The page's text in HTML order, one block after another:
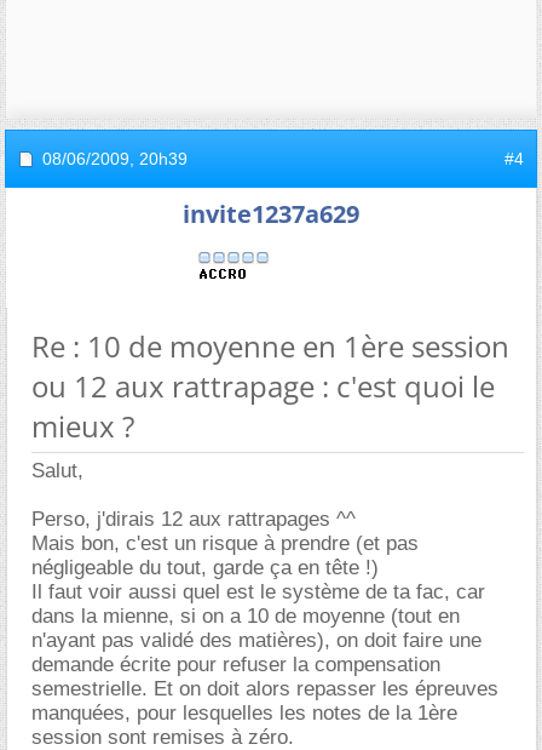
08/06/2009, 20h39 #4
invite1237a629
Re : 10 de moyenne en 1ère session
ou 12 aux rattrapage : c'est quoi le
mieux ?
Salut,
Perso, j'dirais 12 aux rattrapages ^^
Mais bon, c'est un risque à prendre (et pas
négligeable du tout, garde ça en tête !)
Il faut voir aussi quel est le système de ta fac, car
dans la mienne, si on a 10 de moyenne (tout en
n'ayant pas validé des matières), on doit faire une
demande écrite pour refuser la compensation
semestrielle. Et on doit alors repasser les épreuves
manquées, pour lesquelles les notes de la 1ère
session sont remises à zéro.